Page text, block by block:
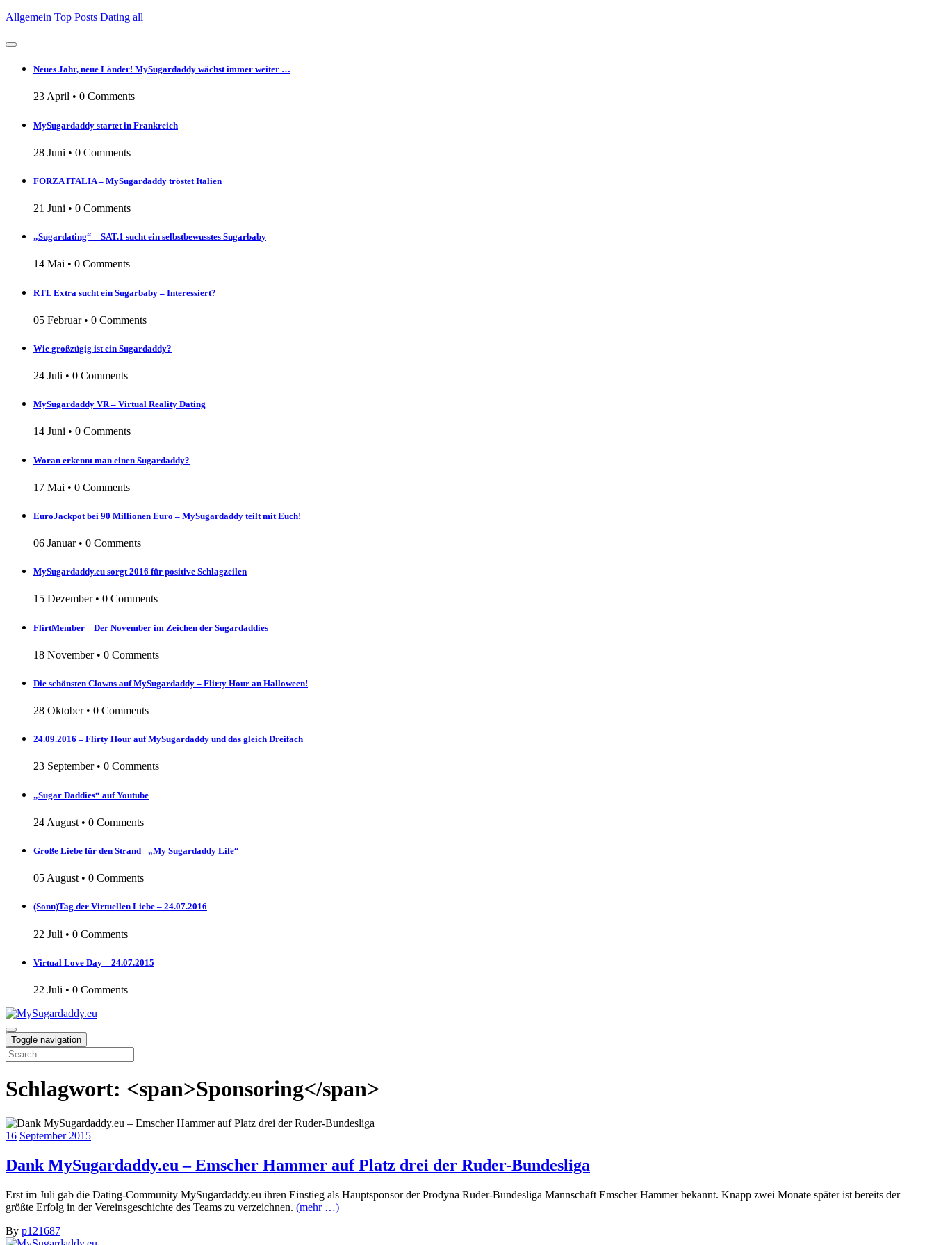
Allgemein Top Posts Dating all
Neues Jahr, neue Länder! MySugardaddy wächst immer weiter …
23 April • 0 Comments
MySugardaddy startet in Frankreich
28 Juni • 0 Comments
FORZA ITALIA – MySugardaddy tröstet Italien
21 Juni • 0 Comments
„Sugardating“ – SAT.1 sucht ein selbstbewusstes Sugarbaby
14 Mai • 0 Comments
RTL Extra sucht ein Sugarbaby – Interessiert?
05 Februar• 0 Comments
Wie großzügig ist ein Sugardaddy?
24 Juli • 0 Comments
MySugardaddy VR – Virtual Reality Dating
14 Juni • 0 Comments
Woran erkennt man einen Sugardaddy?
17 Mai • 0 Comments
EuroJackpot bei 90 Millionen Euro – MySugardaddy teilt mit Euch!
06 Januar• 0 Comments
MySugardaddy.eu sorgt 2016 für positive Schlagzeilen
15 Dezember• 0 Comments
FlirtMember – Der November im Zeichen der Sugardaddies
18 November• 0 Comments
Die schönsten Clowns auf MySugardaddy – Flirty Hour an Halloween!
28 Oktober• 0 Comments
24.09.2016 – Flirty Hour auf MySugardaddy und das gleich Dreifach
23 September• 0 Comments
„Sugar Daddies“ auf Youtube
24 August • 0 Comments
Große Liebe für den Strand –„My Sugardaddy Life“
05 August • 0 Comments
(Sonn)Tag der Virtuellen Liebe – 24.07.2016
22 Juli • 0 Comments
Virtual Love Day – 24.07.2015
22 Juli • 0 Comments
Toggle navigation
Schlagwort: <span>Sponsoring</span>
16 September 2015
Dank MySugardaddy.eu – Emscher Hammer auf Platz drei der Ruder-Bundesliga
Erst im Juli gab die Dating-Community MySugardaddy.eu ihren Einstieg als Hauptsponsor der Prodyna Ruder-Bundesliga Mannschaft Emscher Hammer bekannt. Knapp zwei Monate später ist bereits der
größte Erfolg in der Vereinsgeschichte des Teams zu verzeichnen. (mehr …)
By p121687